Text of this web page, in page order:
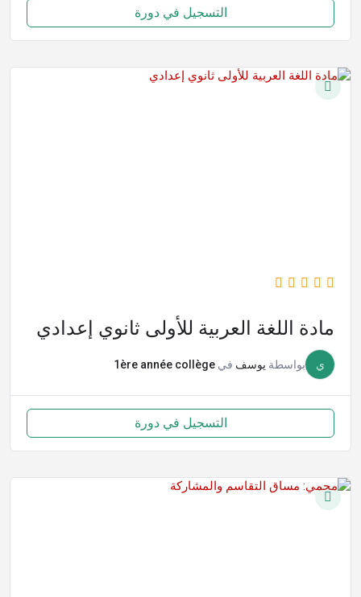
التسجيل في دورة
مادة اللغة العربية للأولى ثانوي إعدادي
ي بواسطة يوسف في 1ère année collège
التسجيل في دورة